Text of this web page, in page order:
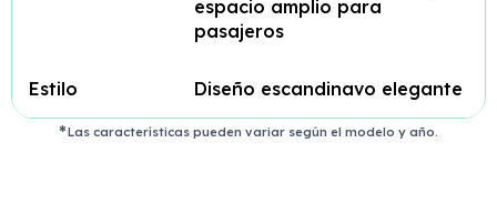
espacio amplio para
pasajeros
Estilo Diseño escandinavo elegante
Las características pueden variar según el modelo y año.